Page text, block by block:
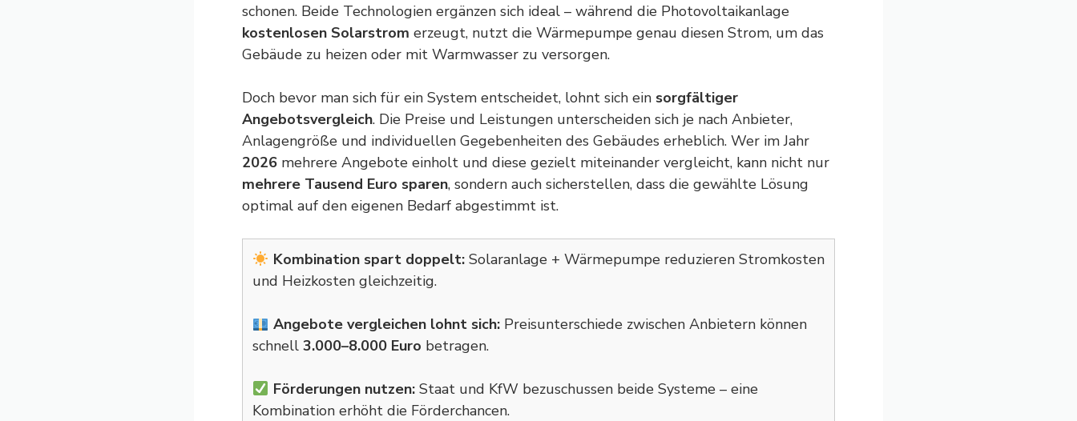
schonen. Beide Technologien ergänzen sich ideal – während die Photovoltaikanlage
kostenlosen Solarstrom erzeugt, nutzt die Wärmepumpe genau diesen Strom, um das
Gebäude zu heizen oder mit Warmwasser zu versorgen.
Doch bevor man sich für ein System entscheidet, lohnt sich ein sorgfältiger
Angebotsvergleich. Die Preise und Leistungen unterscheiden sich je nach Anbieter,
Anlagengröße und individuellen Gegebenheiten des Gebäudes erheblich. Wer im Jahr
2026 mehrere Angebote einholt und diese gezielt miteinander vergleicht, kann nicht nur
mehrere Tausend Euro sparen, sondern auch sicherstellen, dass die gewählte Lösung
optimal auf den eigenen Bedarf abgestimmt ist.
Kombination spart doppelt:Solaranlage + Wärmepumpe reduzieren Stromkosten
und Heizkosten gleichzeitig.
Angebote vergleichen lohnt sich:Preisunterschiede zwischen Anbietern können
schnell 3.000–8.000 Euro betragen.
Förderungen nutzen:Staat und KfW bezuschussen beide Systeme – eine
Kombination erhöht die Förderchancen.